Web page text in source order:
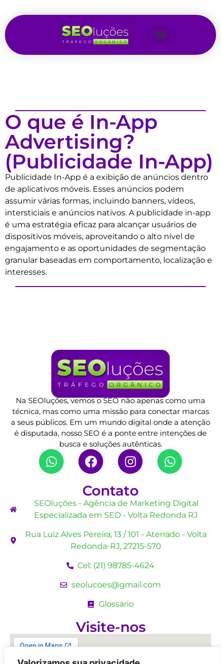
O que é In-App
Advertising?
(Publicidade In-App)
Publicidade In-App é a exibição de anúncios dentro
de aplicativos móveis. Esses anúncios podem
assumir várias formas, incluindo banners, vídeos,
intersticiais e anúncios nativos. A publicidade in-app
é uma estratégia eficaz para alcançar usuários de
dispositivos móveis, aproveitando o alto nível de
engajamento e as oportunidades de segmentação
granular baseadas em comportamento, localização e
interesses.
Na SEOluções, vemos o SEO não apenas como uma
técnica, mas como uma missão para conectar marcas
a seus públicos. Em um mundo digital onde a atenção
é disputada, nosso SEO é a ponte entre intenções de
busca e soluções autênticas.
Contato
SEOluções - Agência de Marketing Digital
Especializada em SEO - Volta Redonda RJ
Rua Luiz Alves Pereira, 13 / 101 - Aterrado - Volta
Redonda-RJ, 27215-570
Cel: (21) 98785-4624
seolucoes@gmail.com
Glossário
Visite-nos